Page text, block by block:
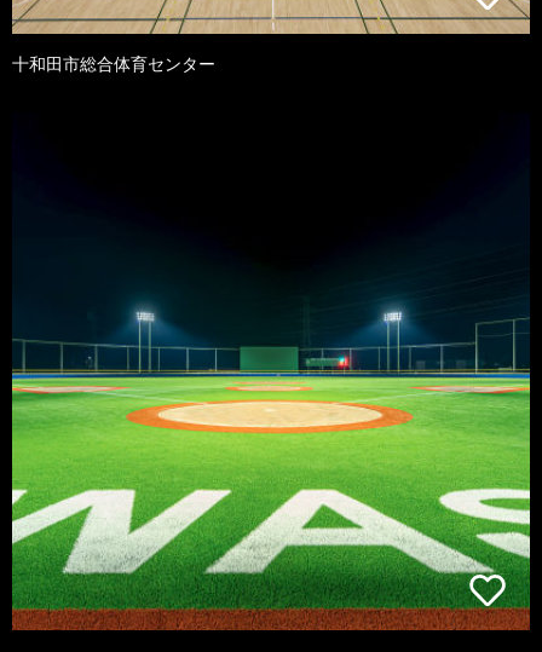
十和田市総合体育センター